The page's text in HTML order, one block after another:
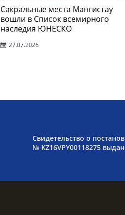
Сакральные места Мангистау
вошли в Список всемирного
наследия ЮНЕСКО
27.07.2026
Свидетельство о
№ KZ16VPY00118275